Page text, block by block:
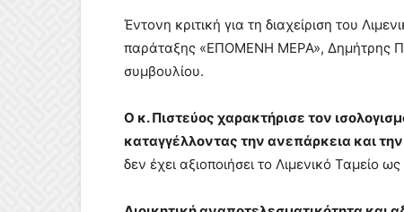
Έντονη κριτική για τη διαχείριση του
παράταξης «ΕΠΟΜΕΝΗ ΜΕΡΑ», Δημήτρης
συμβουλίου.
Ο κ. Πιστεύος χαρακτήρισε τον
καταγγέλλοντας την ανεπάρκεια και
δεν έχει αξιοποιήσει το Λιμενικό Ταμείο